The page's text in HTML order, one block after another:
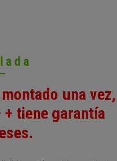
una
+ tiene garantía